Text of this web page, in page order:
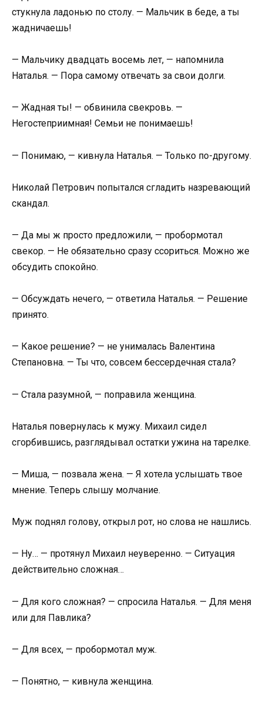
стукнула ладонью по столу. — Мальчик в беде, а ты
жадничаешь!
— Мальчику двадцать восемь лет, — напомнила
Наталья. — Пора самому отвечать за свои долги.
— Жадная ты! — обвинила свекровь. —
Негостеприимная! Семьи не понимаешь!
— Понимаю, — кивнула Наталья. — Только по-другому.
Николай Петрович попытался сгладить назревающий
скандал.
— Да мы ж просто предложили, — пробормотал
свекор. — Не обязательно сразу ссориться. Можно же
обсудить спокойно.
— Обсуждать нечего, — ответила Наталья. — Решение
принято.
— Какое решение? — не унималась Валентина
Степановна. — Ты что, совсем бессердечная стала?
— Стала разумной, — поправила женщина.
Наталья повернулась к мужу. Михаил сидел
сгорбившись, разглядывал остатки ужина на тарелке.
— Миша, — позвала жена. — Я хотела услышать твое
мнение. Теперь слышу молчание.
Муж поднял голову, открыл рот, но слова не нашлись.
— Ну… — протянул Михаил неуверенно. — Ситуация
действительно сложная…
— Для кого сложная? — спросила Наталья. — Для меня
или для Павлика?
— Для всех, — пробормотал муж.
— Понятно, — кивнула женщина.